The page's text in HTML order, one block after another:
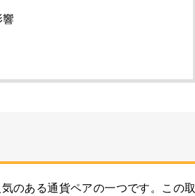
響
のある通貨ペアの一つです。この取